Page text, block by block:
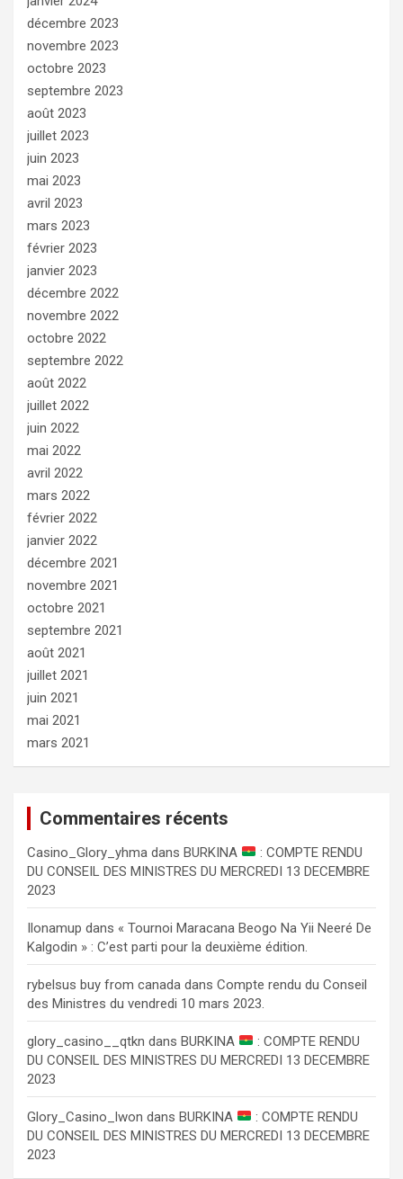
décembre 2023
novembre 2023
octobre 2023
septembre 2023
août 2023
juillet 2023
juin 2023
mai 2023
avril 2023
mars 2023
février 2023
janvier 2023
décembre 2022
novembre 2022
octobre 2022
septembre 2022
août 2022
juillet 2022
juin 2022
mai 2022
avril 2022
mars 2022
février 2022
janvier 2022
décembre 2021
novembre 2021
octobre 2021
septembre 2021
août 2021
juillet 2021
juin 2021
mai 2021
mars 2021
Commentaires récents
Сasino_Glory_yhma dans BURKINA
: COMPTE RENDU
DU CONSEIL DES MINISTRES DU MERCREDI 13 DECEMBRE
2023
Ilonamup dans « Tournoi Maracana Beogo Na Yii Neeré De
Kalgodin » : C’est parti pour la deuxième édition.
rybelsus buy from canada dans Compte rendu du Conseil
des Ministres du vendredi 10 mars 2023.
glory_casino__qtkn dans BURKINA
: COMPTE RENDU
DU CONSEIL DES MINISTRES DU MERCREDI 13 DECEMBRE
2023
Glory_Casino_lwon dans BURKINA
: COMPTE RENDU
DU CONSEIL DES MINISTRES DU MERCREDI 13 DECEMBRE
2023